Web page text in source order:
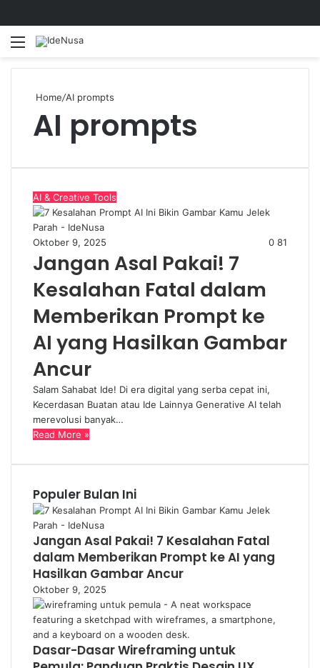
Menu
Home/AI prompts
AI prompts
AI & Creative Tools
Oktober 9, 2025 0 81
Jangan Asal Pakai! 7
Kesalahan Fatal dalam
Memberikan Prompt ke
AI yang Hasilkan Gambar
Ancur
Salam Sahabat Ide! Di era digital yang serba cepat ini,
Kecerdasan Buatan atau Ide Lainnya Generative AI telah
merevolusi banyak…
Read More »
Populer Bulan Ini
Jangan Asal Pakai! 7 Kesalahan Fatal
dalam Memberikan Prompt ke AI yang
Hasilkan Gambar Ancur
Oktober 9, 2025
Dasar-Dasar Wireframing untuk